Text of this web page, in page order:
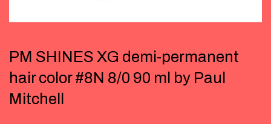
PM SHINES XG demi-permanent
hair color #8N 8/0 90 ml by Paul
Mitchell